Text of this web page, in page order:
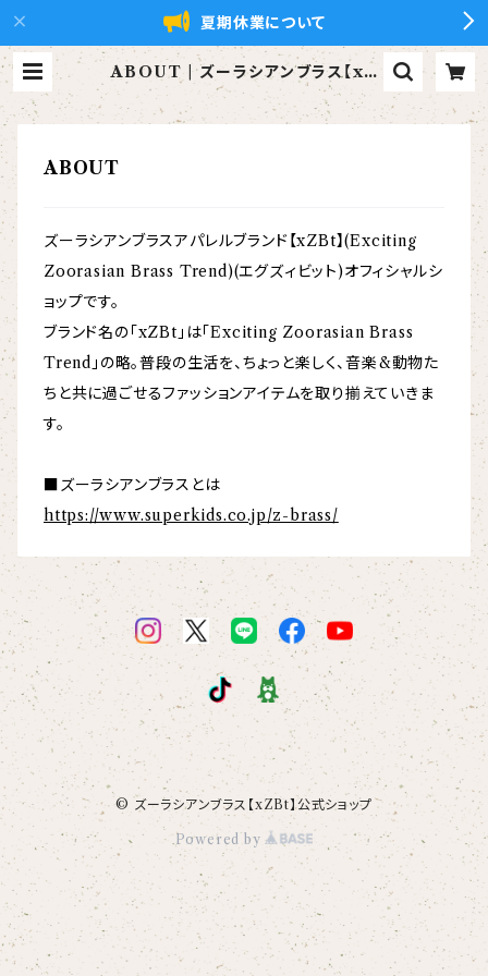
夏期休業について
ABOUT | ズーラシアンブラス【xZ
Bt】公式ショップ
ABOUT
ズーラシアンブラスアパレルブランド【xZBt】(Exciting
Zoorasian Brass Trend)(エグズィビット)オフィシャルシ
ョップです。
ブランド名の「xZBt」は「Exciting Zoorasian Brass
Trend」の略。普段の生活を、ちょっと楽しく、音楽&動物た
ちと共に過ごせるファッションアイテムを取り揃えていきま
す。
■ズーラシアンブラスとは
https://www.superkids.co.jp/z-brass/
© ズーラシアンブラス【xZBt】公式ショップ
Powered by